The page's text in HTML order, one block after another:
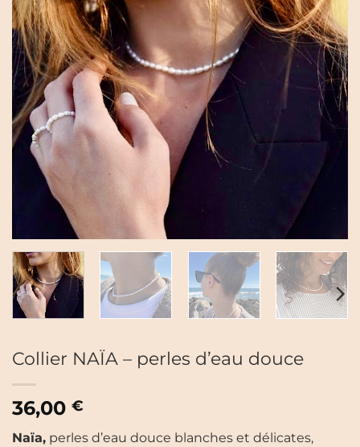
Collier NAÏA – perles d’eau douce
36,00 €
Naïa, perles d’eau douce blanches et délicates,